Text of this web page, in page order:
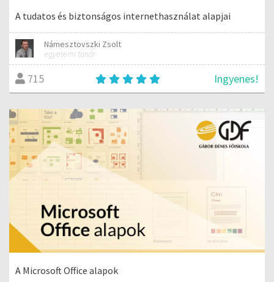
A tudatos és biztonságos internethasználat alapjai
Námesztovszki Zsolt
egyetemi tanár
715 Ingyenes!
A Microsoft Office alapok